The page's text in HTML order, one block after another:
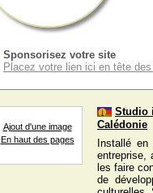
Sponsorisez votre site
Placez votre lien ici en tête
Ajout d'une image
En haut des pages
Studio
Calédonie
Installé
entreprise,
les faire
de